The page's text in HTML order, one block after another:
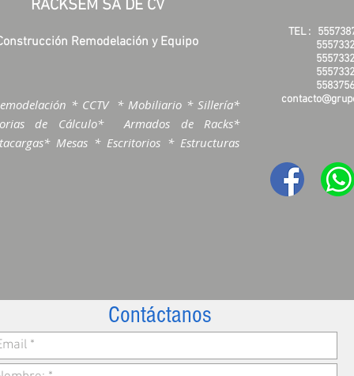
RACKSEM SA DE CV
Remodelación y Equipo
* CCTV * Mobiliario * Sillería*
de Cálculo* Armados de Racks*
Mesas * Escritorios * Estructuras
TEL :
Contáctanos